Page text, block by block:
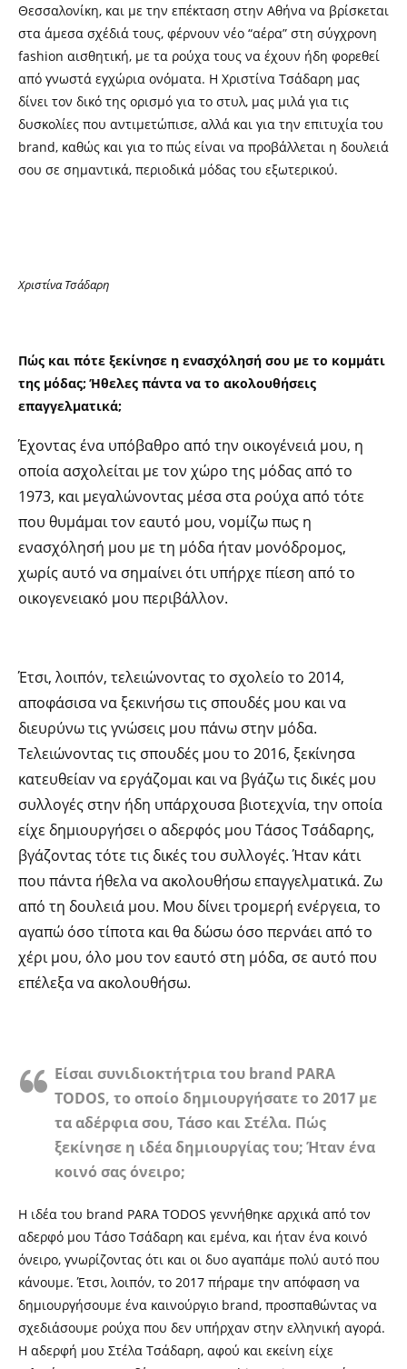
Θεσσαλονίκη, και με την επέκταση στην Αθήνα να βρίσκεται
στα άμεσα σχέδιά τους, φέρνουν νέο “αέρα” στη σύγχρονη
fashion αισθητική, με τα ρούχα τους να έχουν ήδη φορεθεί
από γνωστά εγχώρια ονόματα. Η Χριστίνα Τσάδαρη μας
δίνει τον δικό της ορισμό για το στυλ, μας μιλά για τις
δυσκολίες που αντιμετώπισε, αλλά και για την επιτυχία του
brand, καθώς και για το πώς είναι να προβάλλεται η δουλειά
σου σε σημαντικά, περιοδικά μόδας του εξωτερικού.
Χριστίνα Τσάδαρη
Πώς και πότε ξεκίνησε η ενασχόλησή σου με το κομμάτι
της μόδας; Ήθελες πάντα να το ακολουθήσεις
επαγγελματικά;
Έχοντας ένα υπόβαθρο από την οικογένειά μου, η
οποία ασχολείται με τον χώρο της μόδας από το
1973, και μεγαλώνοντας μέσα στα ρούχα από τότε
που θυμάμαι τον εαυτό μου, νομίζω πως η
ενασχόλησή μου με τη μόδα ήταν μονόδρομος,
χωρίς αυτό να σημαίνει ότι υπήρχε πίεση από το
οικογενειακό μου περιβάλλον.
Έτσι, λοιπόν, τελειώνοντας το σχολείο το 2014,
αποφάσισα να ξεκινήσω τις σπουδές μου και να
διευρύνω τις γνώσεις μου πάνω στην μόδα.
Τελειώνοντας τις σπουδές μου το 2016, ξεκίνησα
κατευθείαν να εργάζομαι και να βγάζω τις δικές μου
συλλογές στην ήδη υπάρχουσα βιοτεχνία, την οποία
είχε δημιουργήσει ο αδερφός μου Τάσος Τσάδαρης,
βγάζοντας τότε τις δικές του συλλογές.Ήταν κάτι
που πάντα ήθελα να ακολουθήσω επαγγελματικά. Ζω
από τη δουλειά μου. Μου δίνει τρομερή ενέργεια, το
αγαπώ όσο τίποτα και θα δώσω όσο περνάει από το
χέρι μου, όλο μου τον εαυτό στη μόδα, σε αυτό που
επέλεξα να ακολουθήσω.
Είσαι συνιδιοκτήτρια του brand PARA
TODΟS, το οποίο δημιουργήσατε το 2017 με
τα αδέρφια σου, Τάσο και Στέλα. Πώς
ξεκίνησε η ιδέα δημιουργίας του; Ήταν ένα
κοινό σας όνειρο;
Η ιδέα του brand PARA TODOS γεννήθηκε αρχικά από τον
αδερφό μου Τάσο Τσάδαρη και εμένα, και ήταν ένα κοινό
όνειρο, γνωρίζοντας ότι και οι δυο αγαπάμε πολύ αυτό που
κάνουμε. Έτσι, λοιπόν, το 2017 πήραμε την απόφαση να
δημιουργήσουμε ένα καινούργιο brand, προσπαθώντας να
σχεδιάσουμε ρούχα που δεν υπήρχαν στην ελληνική αγορά.
Η αδερφή μου Στέλα Τσάδαρη, αφού και εκείνη είχε